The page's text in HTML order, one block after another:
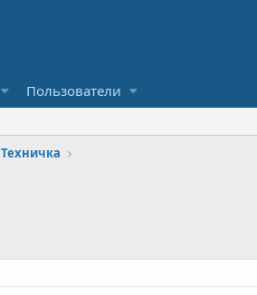
Пользователи
Техничка